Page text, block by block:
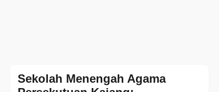
Sekolah Menengah Agama